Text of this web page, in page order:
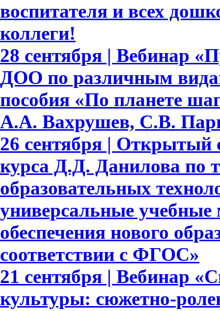
воспитателя и всех
коллеги!
28 сентября | Вебинар
ДОО по различным
пособия «По планете
А.А. Вахрушев, С.В.
26 сентября | Открытый
курса Д.Д. Данилова по
образовательных
универсальные учебные
обеспечения нового
соответствии с ФГОС»
21 сентября | Вебинар
культуры: сюжетно-